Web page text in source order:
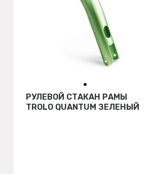
РУЛЕВОЙ СТАКАН РАМЫ
TROLO QUANTUM ЗЕЛЕНЫЙ